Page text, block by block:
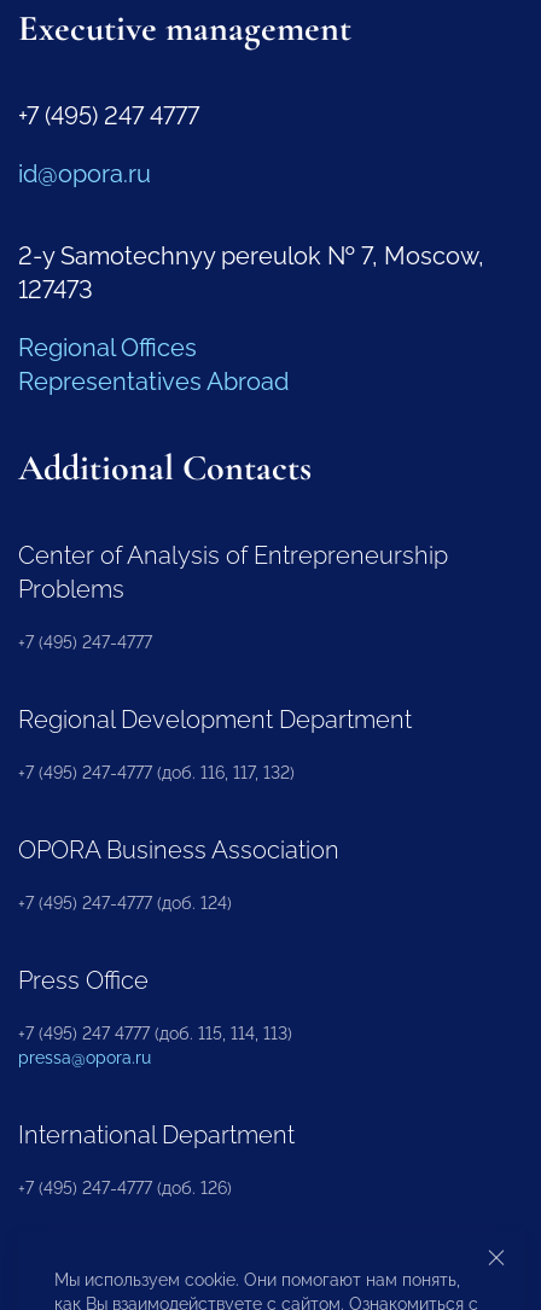
Executive management
+7 (495) 247 4777
id@opora.ru
2-y Samotechnyy pereulok № 7, Moscow,
127473
Regional Offices
Representatives Abroad
Additional Contacts
Center of Analysis of Entrepreneurship
Problems
+7 (495) 247-4777
Regional Development Department
+7 (495) 247-4777 (доб. 116, 117, 132)
OPORA Business Association
+7 (495) 247-4777 (доб. 124)
Press Office
+7 (495) 247 4777 (доб. 115, 114, 113)
pressa@opora.ru
International Department
+7 (495) 247-4777 (доб. 126)
Business and Investment Rights Protection
Department
Мы используем cookie. Они помогают нам понять,
как Вы взаимодействуете с сайтом. Ознакомиться с